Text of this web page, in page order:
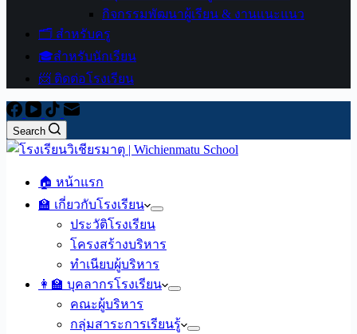
กิจกรรมพัฒนาผู้เรียน & งานแนะแนว
🗂️ สำหรับครู
🎓สำหรับนักเรียน
📨 ติดต่อโรงเรียน
Search
🏠 หน้าแรก
🏫 เกี่ยวกับโรงเรียน
ประวัติโรงเรียน
โครงสร้างบริหาร
ทำเนียบผู้บริหาร
👩‍🏫 บุคลากรโรงเรียน
คณะผู้บริหาร
กลุ่มสาระการเรียนรู้